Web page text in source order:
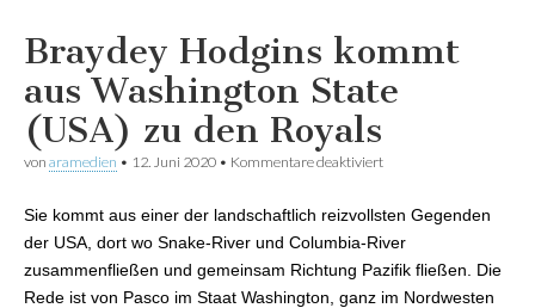
Braydey Hodgins kommt
aus Washington State
(USA) zu den Royals
von aramedien • 12. Juni 2020 • Kommentare deaktiviert
Royals
Sie kommt aus einer der landschaftlich reizvollsten Gegenden
der USA, dort wo Snake-River und Columbia-River
zusammenfließen und gemeinsam Richtung Pazifik fließen. Die
Rede ist von Pasco im Staat Washington, ganz im Nordwesten